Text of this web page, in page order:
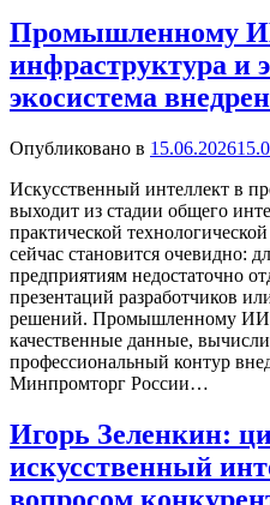
Промышленному
инфраструктура и
экосистема
Опубликовано в 15.06.2026
Искусственный интеллект в
выходит из стадии общего
практической
сейчас становится очевидно:
предприятиям недостаточно
презентаций разработчиков
решений. Промышленному ИИ
качественные данные,
профессиональный контур
Минпромторг России…
Игорь Зеленкин:
искусственный